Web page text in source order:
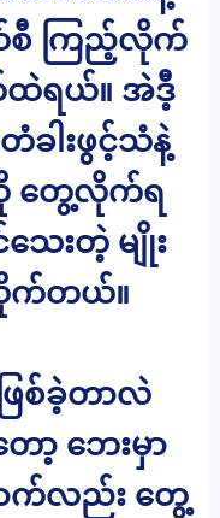
စီ ကြည့်လိုက်
ထဲရယ်။ အဲဒီ့
တံခါးဖွင့်သံနဲ့
တွေ့လိုက်ရ
ေးတဲ့ မျိုး
လိုက်တယ်။
စ်ခဲ့တာလဲ
ော့ ဘေးမှာ
ာက်လည်း တွေ့